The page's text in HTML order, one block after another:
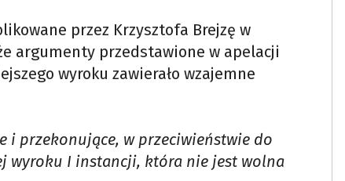
przez Krzysztofa Brejzę w
argumenty przedstawione w apelacji
wyroku zawierało wzajemne
i przekonujące, w przeciwieństwie do
wyroku I instancji, która nie jest wolna